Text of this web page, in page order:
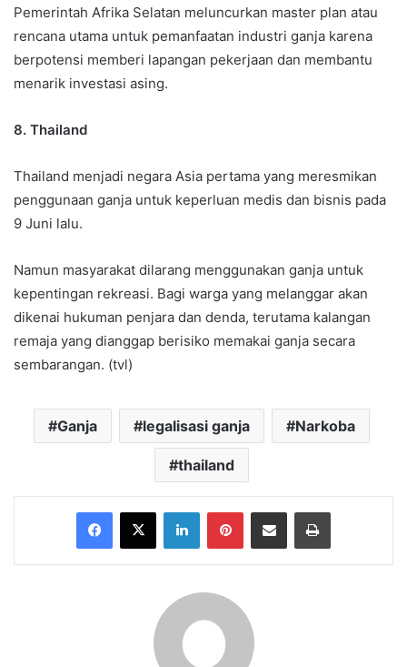
Pemerintah Afrika Selatan meluncurkan master plan atau
rencana utama untuk pemanfaatan industri ganja karena
berpotensi memberi lapangan pekerjaan dan membantu
menarik investasi asing.
8. Thailand
Thailand menjadi negara Asia pertama yang meresmikan
penggunaan ganja untuk keperluan medis dan bisnis pada
9 Juni lalu.
Namun masyarakat dilarang menggunakan ganja untuk
kepentingan rekreasi. Bagi warga yang melanggar akan
dikenai hukuman penjara dan denda, terutama kalangan
remaja yang dianggap berisiko memakai ganja secara
sembarangan. (tvl)
Ganja legalisasi ganja Narkoba
thailand
Facebook
X LinkedInPinterestShare via Email Print